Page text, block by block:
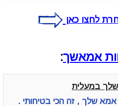
לחצו כאן
אמאשך:
במעלית
שלך , זה הכי בטיחותי .